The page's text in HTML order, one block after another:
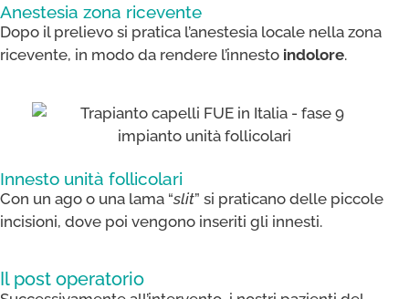
Anestesia zona ricevente
Dopo il prelievo si pratica l’anestesia locale nella zona
ricevente, in modo da rendere l’innesto indolore.
Innesto unità follicolari
Con un ago o una lama “slit” si praticano delle piccole
incisioni, dove poi vengono inseriti gli innesti.
Il post operatorio